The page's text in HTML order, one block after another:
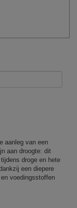
aanleg van een
aan droogte: dit
droge en hete
een diepere
voedingsstoffen